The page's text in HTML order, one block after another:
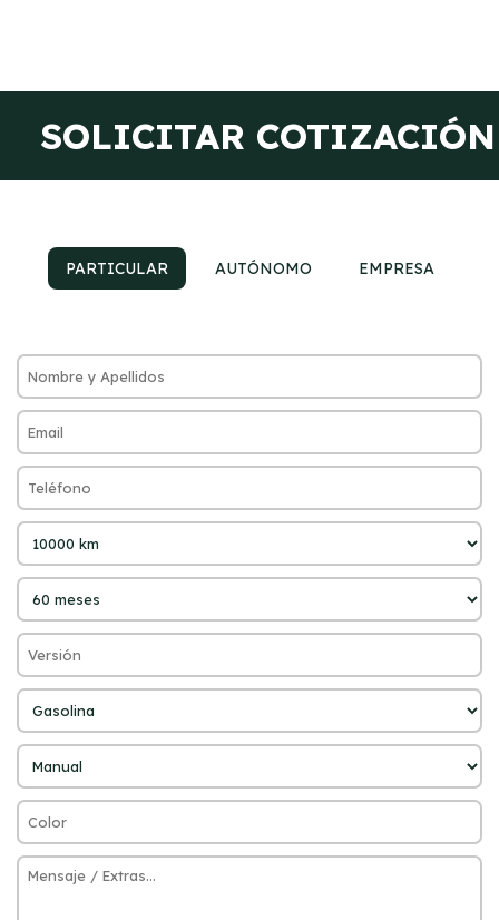
SOLICITAR COTIZACIÓN
PARTICULAR AUTÓNOMO EMPRESA